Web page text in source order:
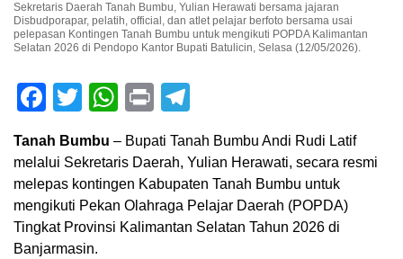
Sekretaris Daerah Tanah Bumbu, Yulian Herawati bersama jajaran
Disbudporapar, pelatih, official, dan atlet pelajar berfoto bersama usai
pelepasan Kontingen Tanah Bumbu untuk mengikuti POPDA Kalimantan
Selatan 2026 di Pendopo Kantor Bupati Batulicin, Selasa (12/05/2026).
Facebook
TwitterWhatsApp
Print
Tanah Bumbu – Bupati Tanah Bumbu Andi Rudi Latif
melalui Sekretaris Daerah, Yulian Herawati, secara resmi
melepas kontingen Kabupaten Tanah Bumbu untuk
mengikuti Pekan Olahraga Pelajar Daerah (POPDA)
Tingkat Provinsi Kalimantan Selatan Tahun 2026 di
Banjarmasin.